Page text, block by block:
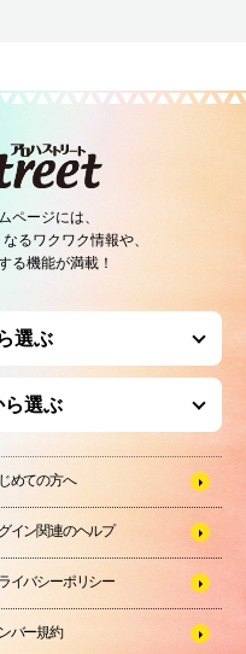
ページには、
るワクワク情報や、
る機能が満載！
選ぶ
ら選ぶ
めての方へ
イン関連のヘルプ
イバシーポリシー
バー規約